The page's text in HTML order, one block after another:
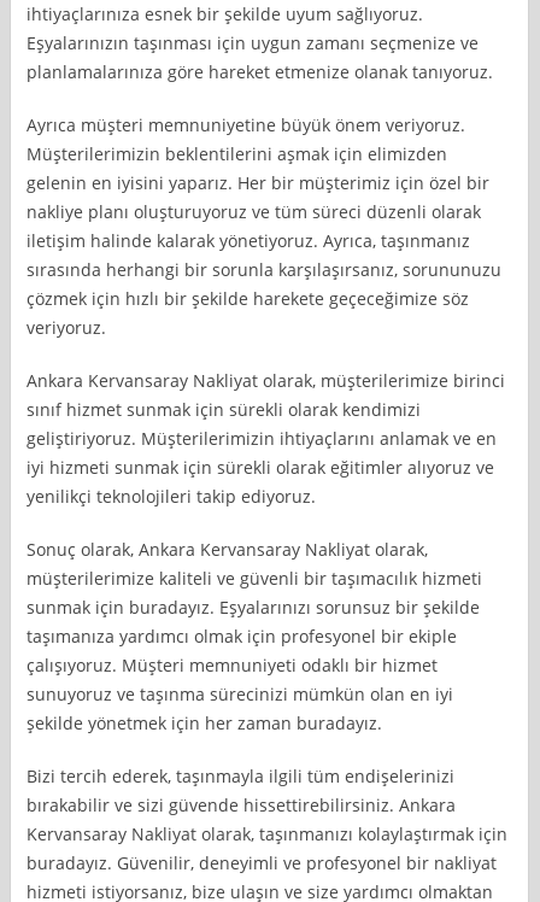
ihtiyaçlarınıza esnek bir şekilde uyum sağlıyoruz.
Eşyalarınızın taşınması için uygun zamanı seçmenize ve
planlamalarınıza göre hareket etmenize olanak tanıyoruz.
Ayrıca müşteri memnuniyetine büyük önem veriyoruz.
Müşterilerimizin beklentilerini aşmak için elimizden
gelenin en iyisini yaparız. Her bir müşterimiz için özel bir
nakliye planı oluşturuyoruz ve tüm süreci düzenli olarak
iletişim halinde kalarak yönetiyoruz. Ayrıca, taşınmanız
sırasında herhangi bir sorunla karşılaşırsanız, sorununuzu
çözmek için hızlı bir şekilde harekete geçeceğimize söz
veriyoruz.
Ankara Kervansaray Nakliyat olarak, müşterilerimize birinci
sınıf hizmet sunmak için sürekli olarak kendimizi
geliştiriyoruz. Müşterilerimizin ihtiyaçlarını anlamak ve en
iyi hizmeti sunmak için sürekli olarak eğitimler alıyoruz ve
yenilikçi teknolojileri takip ediyoruz.
Sonuç olarak, Ankara Kervansaray Nakliyat olarak,
müşterilerimize kaliteli ve güvenli bir taşımacılık hizmeti
sunmak için buradayız. Eşyalarınızı sorunsuz bir şekilde
taşımanıza yardımcı olmak için profesyonel bir ekiple
çalışıyoruz. Müşteri memnuniyeti odaklı bir hizmet
sunuyoruz ve taşınma sürecinizi mümkün olan en iyi
şekilde yönetmek için her zaman buradayız.
Bizi tercih ederek, taşınmayla ilgili tüm endişelerinizi
bırakabilir ve sizi güvende hissettirebilirsiniz. Ankara
Kervansaray Nakliyat olarak, taşınmanızı kolaylaştırmak için
buradayız. Güvenilir, deneyimli ve profesyonel bir nakliyat
hizmeti istiyorsanız, bize ulaşın ve size yardımcı olmaktan